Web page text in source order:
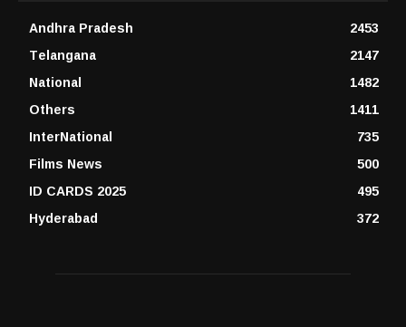
Andhra Pradesh
2453
Telangana
2147
National
1482
Others
1411
InterNational
735
Films News
500
ID CARDS 2025
495
Hyderabad
372